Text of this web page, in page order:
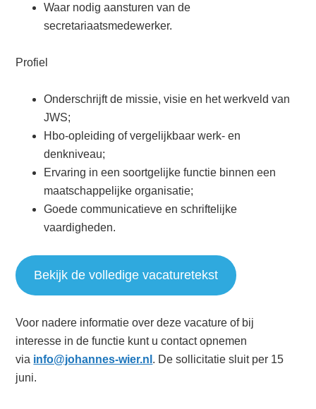
Waar nodig aansturen van de
secretariaatsmedewerker.
Profiel
Onderschrijft de missie, visie en het werkveld van
JWS;
Hbo-opleiding of vergelijkbaar werk- en
denkniveau;
Ervaring in een soortgelijke functie binnen een
maatschappelijke organisatie;
Goede communicatieve en schriftelijke
vaardigheden.
Bekijk de volledige vacaturetekst
Voor nadere informatie over deze vacature of bij
interesse in de functie kunt u contact opnemen
via info@johannes-wier.nl . De sollicitatie sluit per 15
juni.